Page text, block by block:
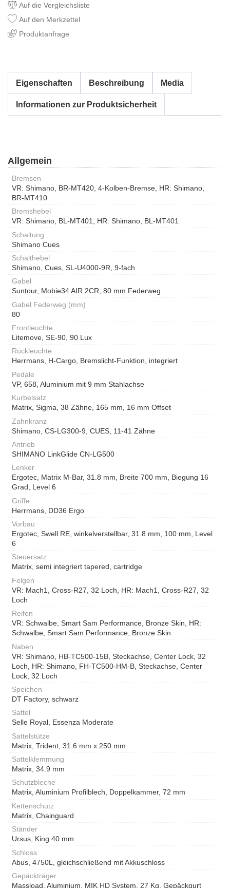
Auf die Vergleichsliste
Auf den Merkzettel
Produktanfrage
Eigenschaften Beschreibung Media
Informationen zur Produktsicherheit
Allgemein
Bremsen
VR: Shimano, BR-MT420, 4-Kolben-Bremse, HR: Shimano,
BR-MT410
Bremshebel
VR: Shimano, BL-MT401, HR: Shimano, BL-MT401
Schaltung
Shimano Cues
Schalthebel
Shimano, Cues, SL-U4000-9R, 9-fach
Gabel
Suntour, Mobie34 AIR 2CR, 80 mm Federweg
Gabel Federweg (mm)
80
Frontleuchte
Litemove, SE-90, 90 Lux
Rückleuchte
Herrmans, H-Cargo, Bremslicht-Funktion, integriert
Pedale
VP, 658, Aluminium mit 9 mm Stahlachse
Kurbelsatz
Matrix, Sigma, 38 Zähne, 165 mm, 16 mm Offset
Zahnkranz
Shimano, CS-LG300-9, CUES, 11-41 Zähne
Antrieb
SHIMANO LinkGlide CN-LG500
Lenker
Ergotec, Matrix M-Bar, 31.8 mm, Breite 700 mm, Biegung 16
Grad, Level 6
Griffe
Herrmans, DD36 Ergo
Vorbau
Ergotec, Swell RE, winkelverstellbar, 31.8 mm, 100 mm, Level
6
Steuersatz
Matrix, semi integriert tapered, cartridge
Felgen
VR: Mach1, Cross-R27, 32 Loch, HR: Mach1, Cross-R27, 32
Loch
Reifen
VR: Schwalbe, Smart Sam Performance, Bronze Skin, HR:
Schwalbe, Smart Sam Performance, Bronze Skin
Naben
VR: Shimano, HB-TC500-15B, Steckachse, Center Lock, 32
Loch, HR: Shimano, FH-TC500-HM-B, Steckachse, Center
Lock, 32 Loch
Speichen
DT Factory, schwarz
Sattel
Selle Royal, Essenza Moderate
Sattelstütze
Matrix, Trident, 31.6 mm x 250 mm
Sattelklemmung
Matrix, 34.9 mm
Schutzbleche
Matrix, Aluminium Profilblech, Doppelkammer, 72 mm
Kettenschutz
Matrix, Chainguard
Ständer
Ursus, King 40 mm
Schloss
Abus, 4750L, gleichschließend mit Akkuschloss
Gepäckträger
Massload, Aluminium, MIK HD System, 27 Kg, Gepäckgurt